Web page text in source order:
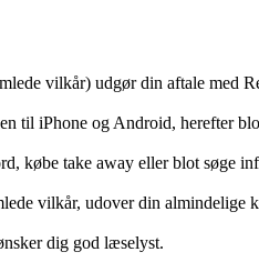
vilkår) udgør din aftale med
til iPhone og Android, herefter
købe take away eller blot søge
vilkår, udover din almindelige
dig god læselyst.